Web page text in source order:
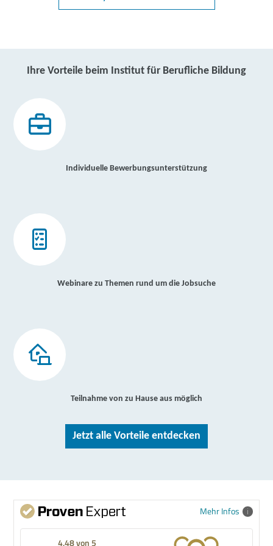
Ihre Vorteile beim Institut für Berufliche Bildung
Individuelle Bewerbungsunterstützung
Webinare zu Themen rund um die Jobsuche
Teilnahme von zu Hause aus möglich
Jetzt alle Vorteile entdecken
Mehr Infos
4,48 von 5